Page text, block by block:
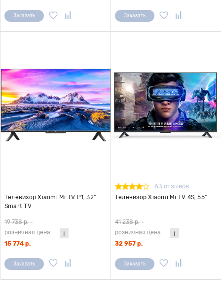
Заказать Заказать
Телевизор Xiaomi Mi TV P1, 32"
Smart TV
19 738 р. -
розничная цена
15 774 р.
Заказать
63 отзывов
Телевизор Xiaomi Mi TV 4S, 55"
41 238 р. -
розничная цена
32 957 р.
Заказать